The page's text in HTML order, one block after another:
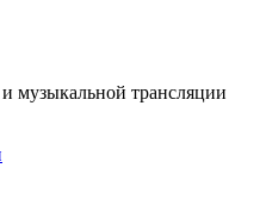
музыкальной трансляции